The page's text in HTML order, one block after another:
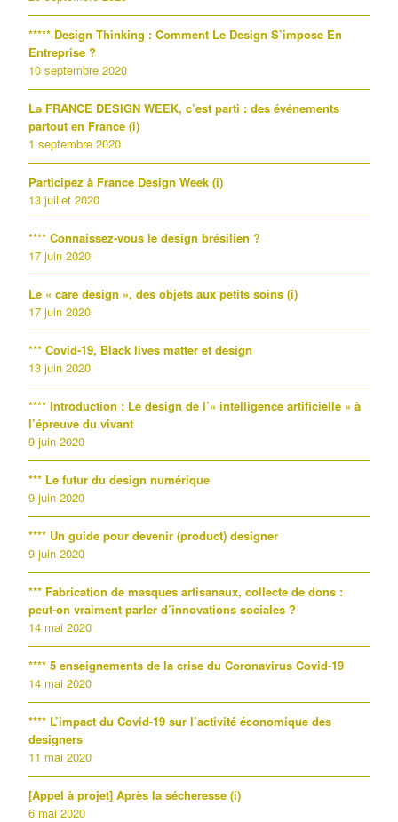
***** Design Thinking : Comment Le Design S’impose En
Entreprise ?
10 septembre 2020
La FRANCE DESIGN WEEK, c’est parti : des événements
partout en France (i)
1 septembre 2020
Participez à France Design Week (i)
13 juillet 2020
**** Connaissez-vous le design brésilien ?
17 juin 2020
Le « care design », des objets aux petits soins (i)
17 juin 2020
*** Covid-19, Black lives matter et design
13 juin 2020
**** Introduction : Le design de l’« intelligence artificielle » à
l’épreuve du vivant
9 juin 2020
*** Le futur du design numérique
9 juin 2020
**** Un guide pour devenir (product) designer
9 juin 2020
*** Fabrication de masques artisanaux, collecte de dons :
peut-on vraiment parler d’innovations sociales ?
14 mai 2020
**** 5 enseignements de la crise du Coronavirus Covid-19
14 mai 2020
**** L’impact du Covid-19 sur l’activité économique des
designers
11 mai 2020
[Appel à projet] Après la sécheresse (i)
6 mai 2020